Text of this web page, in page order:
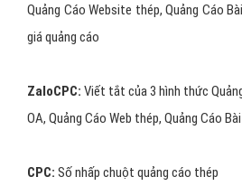
Quảng Cáo Website thép, Quảng Cáo
giá quảng cáo
ZaloCPC: Viết tắt của 3 hình thức
OA, Quảng Cáo Web thép, Quảng Cáo
CPC: Số nhấp chuột quảng cáo thép